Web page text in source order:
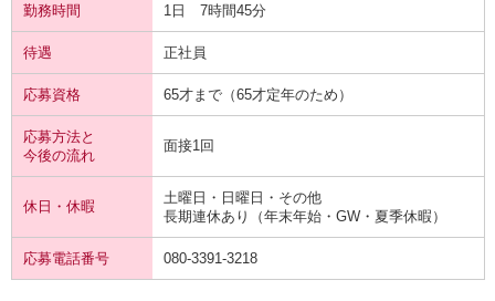
勤務時間 1日 7時間45分
待遇 正社員
応募資格 65才まで（65才定年のため）
応募方法と
今後の流れ
面接1回
休日・休暇
土曜日・日曜日・その他
長期連休あり（年末年始・GW・夏季休暇）
応募電話番号 080-3391-3218